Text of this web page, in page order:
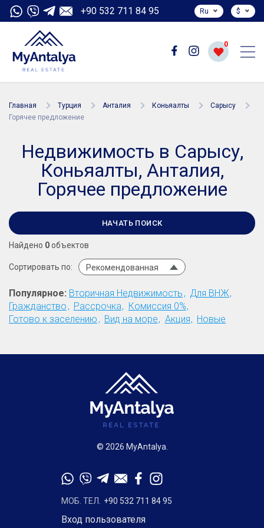
+90 532 711 84 95 Ru $
0
Главная Турция Анталия Коньяалты
Сарысу
Горячее предложение
Недвижимость в Сарысу,
Коньяалты, Анталия,
Горячее предложение
НАЧАТЬ ПОИСК
Найдено 0объектов
Сортировать по: Рекомендованная
Популярное: Вторичная Недвижимость
Для ВНЖ
Гражданство
Рассрочка
Комиссия 0%
Готово к заселению
Вид на море Акция Новые
© 2026 MyAntalya.
МОБ. ТЕЛ. +90 532 711 84 95
Вход пользователя